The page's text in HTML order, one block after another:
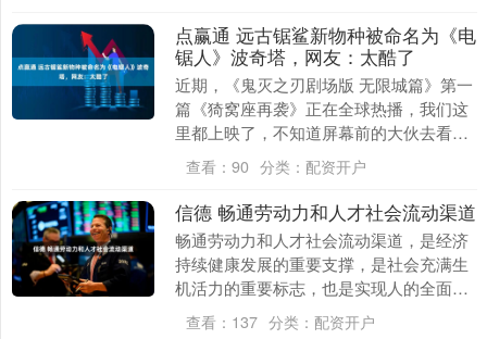
点赢通 远古锯鲨新物种被命名为《电
锯人》波奇塔，网友：太酷了
近期，《鬼灭之刃剧场版 无限城篇》第一
篇《猗窝座再袭》正在全球热播，我们这
里都上映了，不知道屏幕前的大伙去看了
没有？除了这部作品之外，由藤本树创作
的高人气漫画《....
查看： 90 分类： 配资开户
信德 畅通劳动力和人才社会流动渠道
畅通劳动力和人才社会流动渠道，是经济
持续健康发展的重要支撑，是社会充满生
机活力的重要标志，也是实现人的全面发
展与共同富裕的必然要求。习近平总书记
查看： 137 分类： 配资开户